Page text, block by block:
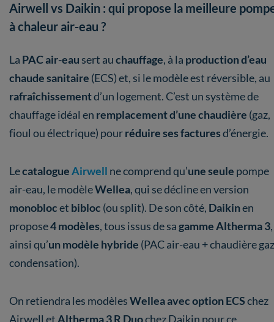
Airwell vs Daikin : qui propose la meilleure
à chaleur air-eau ?
La PAC air-eau sert auchauffage, à la production d’eau
chaude sanitaire (ECS) et, si le modèle est réversible, au
rafraîchissementd’un logement. C’est un système de
chauffage idéal en remplacement d’une chaudière (gaz,
fioul ou électrique) pourréduire ses facturesd’énergie.
LecatalogueAirwell ne comprend qu’une seule pompe
air-eau, le modèleWellea, qui se décline en version
monoblocet bibloc (ou split). De son côté, Daikinen
propose4 modèles, tous issus de sagamme Altherma 3,
ainsi qu’un modèle hybride (PAC air-eau + chaudière
condensation).
On retiendra les modèlesWellea avec option ECSchez
Airwell et Altherma 3 R Duochez Daikin pour ce